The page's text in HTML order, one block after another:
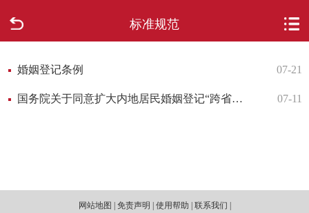
标准规范
走进柳城
新闻中心
婚姻登记条例 07-21
国务院关于同意扩大内地居民婚姻登记“跨省通办”试点的批复 07-11
网站地图 | 免责声明 | 使用帮助 | 联系我们 |